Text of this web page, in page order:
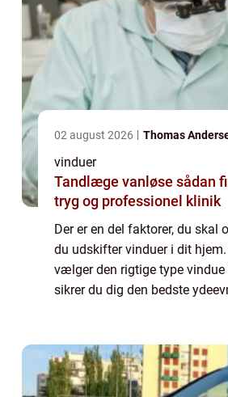
02 august 2026 Thomas
vinduer
Tandlæge vanløse sådan finder du en
tryg og professionel klinik
Der er en del faktorer, du skal
du udskifter vinduer i dit
vælger den rigtige type
sikrer du dig den bedste